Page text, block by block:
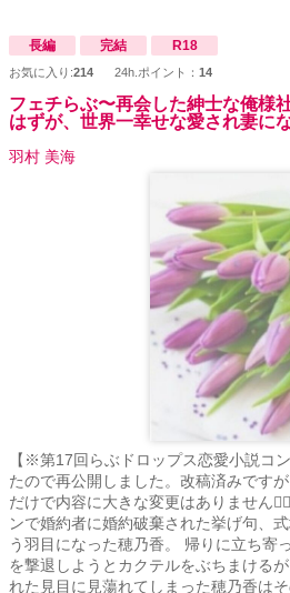
長編 完結 R18
お気に入り:214 24h.ポイント： 14
フェチらぶ〜再会した紳士な俺様
はずが、世界一幸せな愛され妻に
羽村 美海
【※第17回らぶドロップス恋愛小説コ
たので再公開しました。改稿済みです
だけで内容に大きな変更はありません
ンで婚約者に婚約破棄された挙げ句、
う羽目になった穂乃香。 帰りに立ち寄
を撃退しようとカクテルをぶちまける
れた見目に見蕩れてしまった穂乃香は